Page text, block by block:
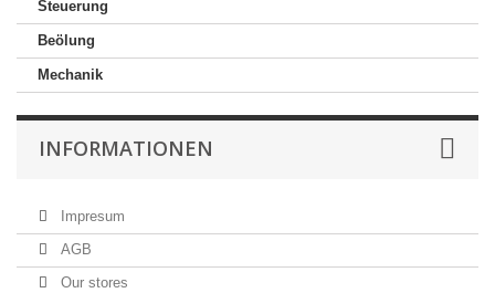
Steuerung
Beölung
Mechanik
INFORMATIONEN
Impresum
AGB
Our stores